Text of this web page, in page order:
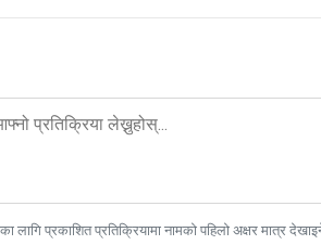
लागि प्रकाशित प्रतिक्रियामा नामको पहिलो अक्षर मात्र